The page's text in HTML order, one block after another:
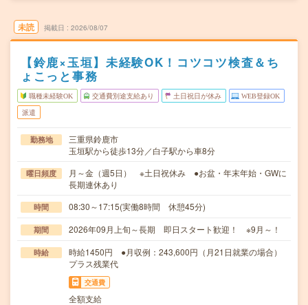
未読 掲載日 2026/08/07
【鈴鹿×玉垣】未経験OK！コツコツ検査＆ち
ょこっと事務
職種未経験OK 交通費別途支給あり 土日祝日が休み WEB登録OK
派遣
勤務地
三重県鈴鹿市
玉垣駅から徒歩13分／白子駅から車8分
曜日頻度
月～金（週5日） ※土日祝休み ●お盆・年末年始・GWに
長期連休あり
時間 08:30～17:15(実働8時間 休憩45分)
期間 2026年09月上旬～長期 即日スタート歓迎！ ※9月～！
時給
時給1450円 ●月収例：243,600円（月21日就業の場合）
プラス残業代
交通費
全額支給